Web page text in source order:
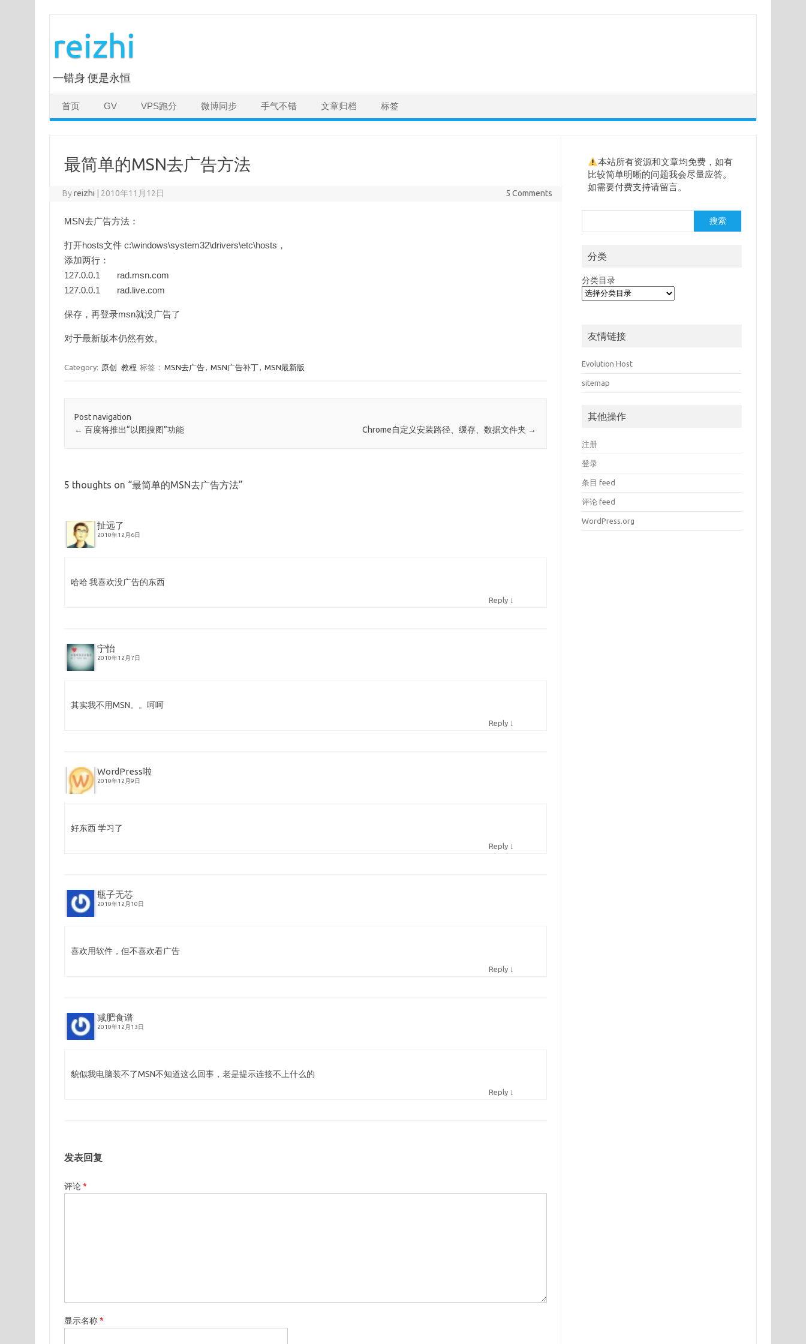
reizhi
一错身 便是永恒
首页 GV VPS跑分 微博同步 手气不错 文章归档 标签
最简单的MSN去广告方法
Byreizhi 2010年11月12日 5 Comments
MSN去广告方法：
打开hosts文件 c:\windows\system32\drivers\etc\hosts，
添加两行：
127.0.0.1 rad.msn.com
127.0.0.1 rad.live.com
保存，再登录msn就没广告了
对于最新版本仍然有效。
Category: 原创 教程 标签： MSN去广告, MSN广告补丁, MSN最新版
Post navigation
← 百度将推出“以图搜图”功能 Chrome自定义安装路径、缓存、数据文件夹 →
5 thoughts on “最简单的MSN去广告方法”
扯远了
2010年12月6日
哈哈 我喜欢没广告的东西
Reply ↓
宁怡
2010年12月7日
其实我不用MSN。。呵呵
Reply ↓
WordPress啦
2010年12月9日
好东西 学习了
Reply ↓
瓶子无芯
2010年12月10日
喜欢用软件，但不喜欢看广告
Reply ↓
减肥食谱
2010年12月13日
貌似我电脑装不了MSN不知道这么回事，老是提示连接不上什么的
Reply ↓
发表回复
评论*
显示名称*
本站所有资源和文章均免费，如有
比较简单明晰的问题我会尽量应答。
如需要付费支持请留言。
索
搜索
分类
分类目录
友情链接
Evolution Host
sitemap
其他操作
注册
登录
条目 feed
评论 feed
WordPress.org